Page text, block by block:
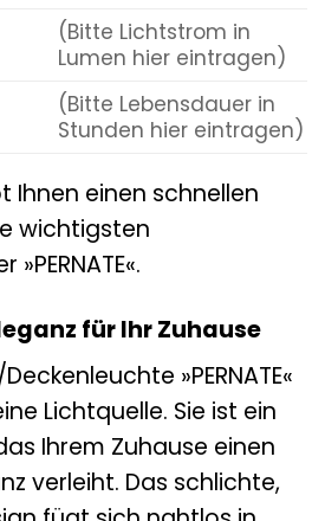
(Bitte Lichtstrom in
Lumen hier eintragen)
(Bitte Lebensdauer in
Stunden hier eintragen)
Ihnen einen schnellen
wichtigsten
für Ihr Zuhause
»PERNATE«
Lichtquelle. Sie ist ein
Ihrem Zuhause einen
verleiht. Das schlichte,